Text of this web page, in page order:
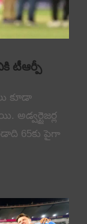
టీఆర్పీ
కూడా
అడ్వర్టైజర్ల
65కు పైగా